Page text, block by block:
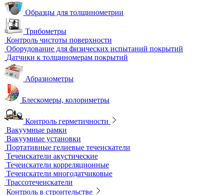
Контроль качества покрытий
Образцы для толщинометрии
Трибометры
Контроль чистоты поверхности
Оборудование для физических испытаний покрытий
Датчики к толщиномерам покрытий
Абразиометры
Блескомеры, колориметры
Контроль герметичности